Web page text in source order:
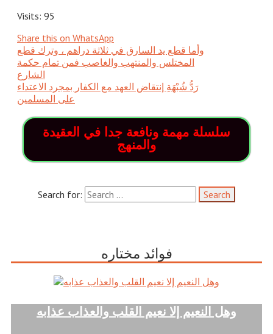
Visits: 95
Share this on WhatsApp
وأما قطع يد السارق في ثلاثة دراهم ، وترك قطع
المختلس والمنتهب والغاصب فمن تمام حكمة
الشارع
رَدُّ شُبْهَةِ إنتقاض العهد مع الكفار بمجرد الاعتداء
على المسلمين
سلسلة مهمة ونافعة جدا في العقيدة
والمنهج
Search for:
فوائد مختاره
وهل النعيم إلا نعيم القلب والعذاب عذابه